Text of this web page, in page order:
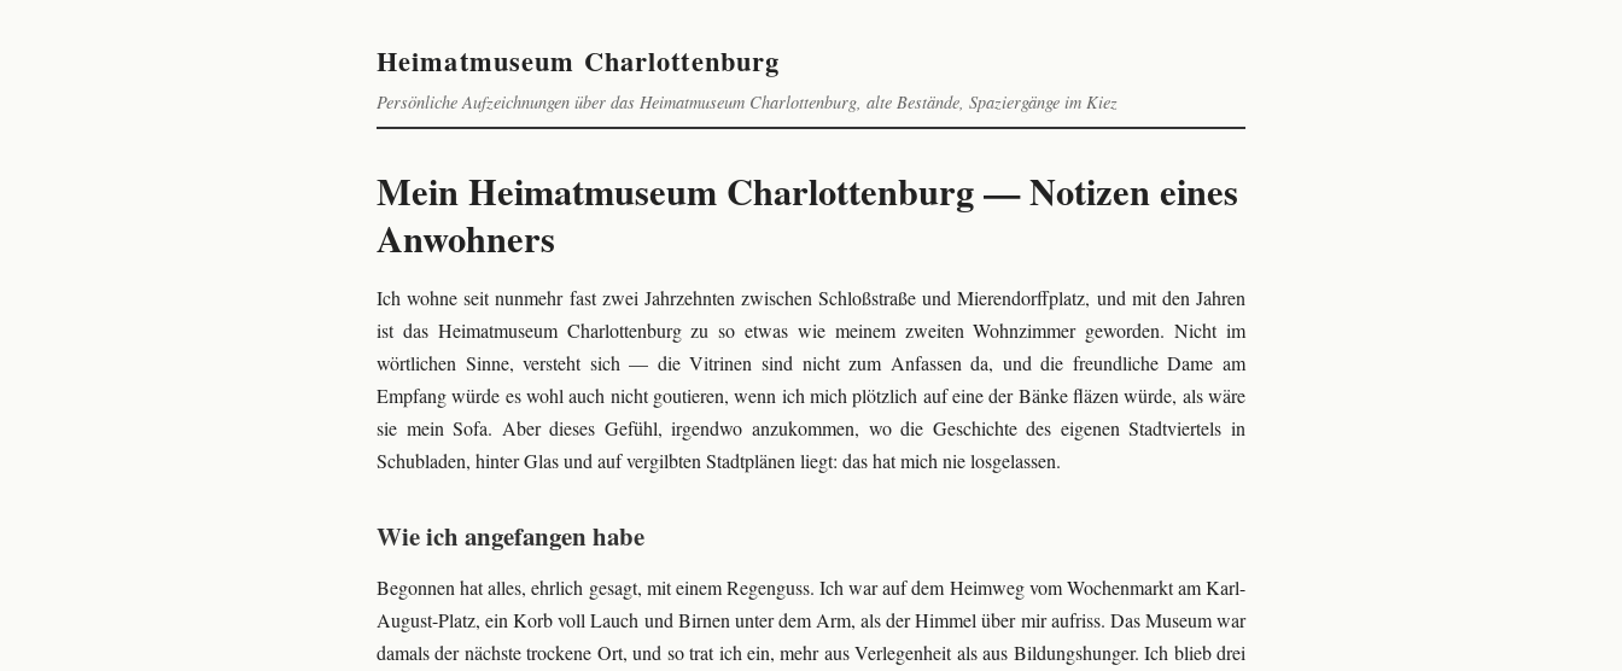
Heimatmuseum Charlottenburg
Persönliche Aufzeichnungen über das Heimatmuseum Charlottenburg, alte Bestände, Spaziergänge im Kiez
Mein Heimatmuseum Charlottenburg — Notizen eines
Anwohners
Ich wohne seit nunmehr fast zwei Jahrzehnten zwischen Schloßstraße und Mierendorffplatz, und mit den Jahren
ist das Heimatmuseum Charlottenburg zu so etwas wie meinem zweiten Wohnzimmer geworden. Nicht im
wörtlichen Sinne, versteht sich — die Vitrinen sind nicht zum Anfassen da, und die freundliche Dame am
Empfang würde es wohl auch nicht goutieren, wenn ich mich plötzlich auf eine der Bänke fläzen würde, als wäre
sie mein Sofa. Aber dieses Gefühl, irgendwo anzukommen, wo die Geschichte des eigenen Stadtviertels in
Schubladen, hinter Glas und auf vergilbten Stadtplänen liegt: das hat mich nie losgelassen.
Wie ich angefangen habe
Begonnen hat alles, ehrlich gesagt, mit einem Regenguss. Ich war auf dem Heimweg vom Wochenmarkt am Karl-
August-Platz, ein Korb voll Lauch und Birnen unter dem Arm, als der Himmel über mir aufriss. Das Museum war
damals der nächste trockene Ort, und so trat ich ein, mehr aus Verlegenheit als aus Bildungshunger. Ich blieb drei